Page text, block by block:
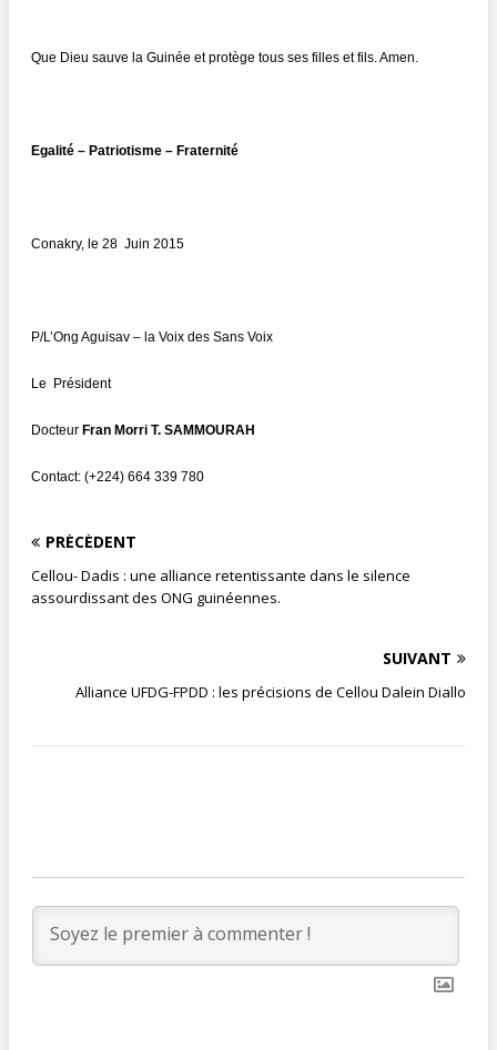
Que Dieu sauve la Guinée et protège tous ses filles et fils. Amen.
Egalité – Patriotisme – Fraternité
Conakry, le 28 Juin 2015
P/L’Ong Aguisav – la Voix des Sans Voix
Le Président
Docteur Fran Morri T. SAMMOURAH
Contact: (+224) 664 339 780
PRÉCÉDENT
Cellou- Dadis : une alliance retentissante dans le silence
assourdissant des ONG guinéennes.
SUIVANT
Alliance UFDG-FPDD : les précisions de Cellou Dalein Diallo